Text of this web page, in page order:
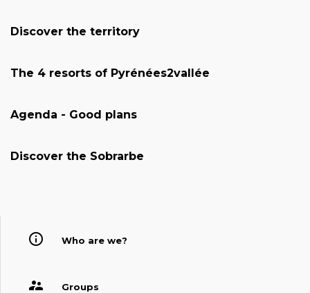
Discover the territory
The 4 resorts of Pyrénées2vallée
Agenda - Good plans
Discover the Sobrarbe
Who are we?
Groups